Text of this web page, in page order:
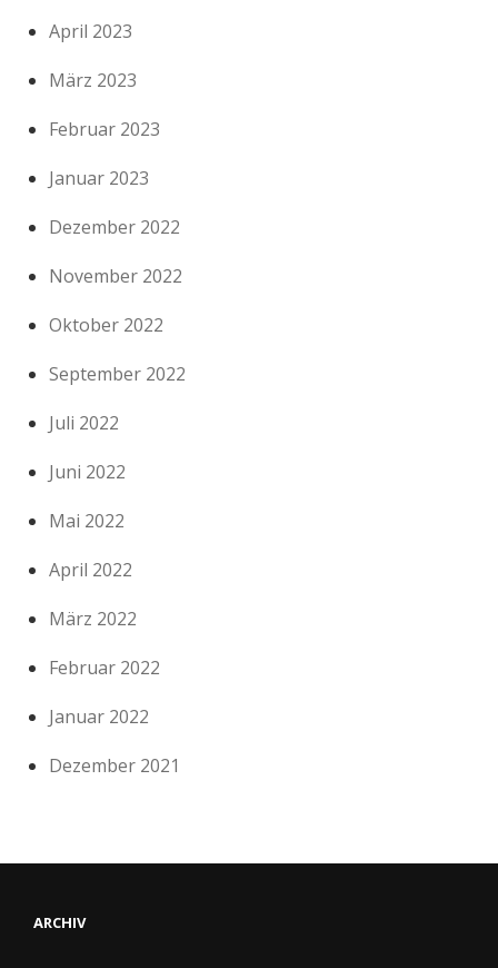
April 2023
März 2023
Februar 2023
Januar 2023
Dezember 2022
November 2022
Oktober 2022
September 2022
Juli 2022
Juni 2022
Mai 2022
April 2022
März 2022
Februar 2022
Januar 2022
Dezember 2021
ARCHIV